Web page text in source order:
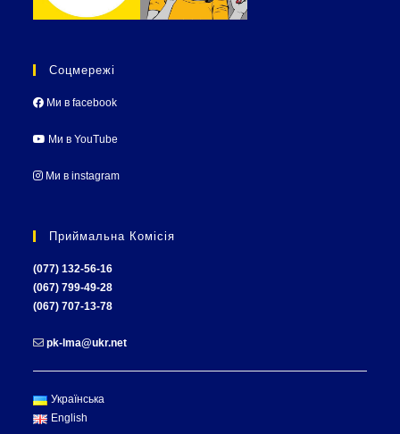
Соцмережі
Ми в facebook
Ми в YouTube
Ми в instagram
Приймальна Комісія
(077) 132-56-16
(067) 799-49-28
(067) 707-13-78
pk-lma@ukr.net
Українська
English